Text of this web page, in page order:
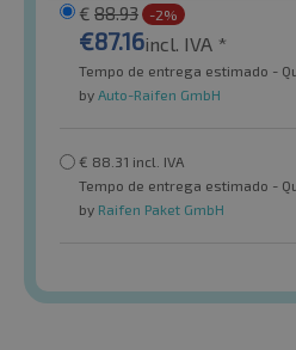
€ 88.93 -2%
€87.16incl. IVA *
Tempo de entrega estimado -
by Auto-Raifen GmbH
€ 88.31 incl. IVA
Tempo de entrega estimado -
by Raifen Paket GmbH